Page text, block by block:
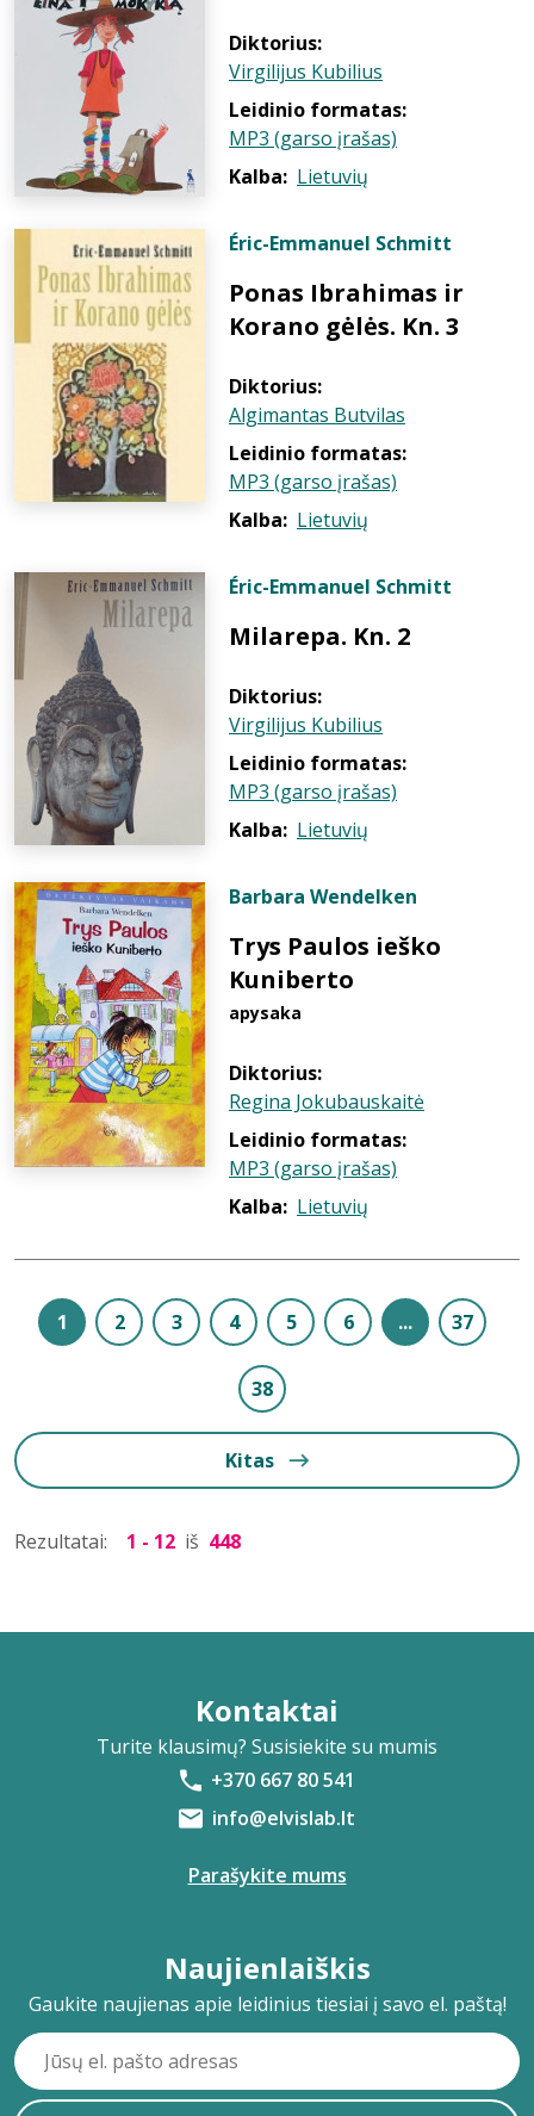
Diktorius:
Virgilijus Kubilius
Leidinio formatas:
MP3 (garso įrašas)
Kalba: Lietuvių
Éric-Emmanuel Schmitt
Ponas Ibrahimas ir
Korano gėlės. Kn. 3
Diktorius:
Algimantas Butvilas
Leidinio formatas:
MP3 (garso įrašas)
Kalba: Lietuvių
Éric-Emmanuel Schmitt
Milarepa. Kn. 2
Diktorius:
Virgilijus Kubilius
Leidinio formatas:
MP3 (garso įrašas)
Kalba: Lietuvių
Barbara Wendelken
Trys Paulos ieško
Kuniberto
apysaka
Diktorius:
Regina Jokubauskaitė
Leidinio formatas:
MP3 (garso įrašas)
Kalba: Lietuvių
1 2 3 4 5 6 ... 37
38
Kitas
Rezultatai: 1 - 12 iš 448
Kontaktai
Turite klausimų? Susisiekite su mumis
+370 667 80 541
info@elvislab.lt
Parašykite mums
Naujienlaiškis
Gaukite naujienas apie leidinius tiesiai į savo el. paštą!